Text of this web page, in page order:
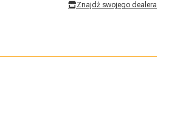
Znajdź swojego dealera